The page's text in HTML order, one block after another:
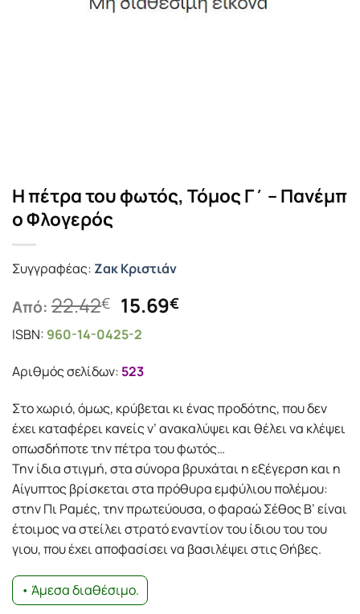
Η πέτρα του φωτός, Τόμος Γ΄ – Πανέμπ
ο Φλογερός
Συγγραφέας: Ζακ Κριστιάν
Από: 22.42€ Original
price
was:
22.42€.
15.69€Η
ISBN: 960-14-0425-2
Αριθμός σελίδων: 523
Στο χωριό, όμως, κρύβεται κι ένας προδότης, που δεν
έχει καταφέρει κανείς ν’ ανακαλύψει και θέλει να κλέψει
οπωσδήποτε την πέτρα του φωτός…
Την ίδια στιγμή, στα σύνορα βρυχάται η εξέγερση και η
Αίγυπτος βρίσκεται στα πρόθυρα εμφύλιου πολέμου:
στην Πι Ραμές, την πρωτεύουσα, ο φαραώ Σέθος Β’ είναι
έτοιμος να στείλει στρατό εναντίον του ίδιου του του
γιου, που έχει αποφασίσει να βασιλέψει στις Θήβες.
• Άμεσα διαθέσιμο.